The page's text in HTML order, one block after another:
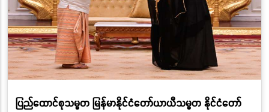
ပြည်ထောင်စုသမ္မတ မြန်မာနိုင်ငံတော်ယာယီသမ္မတ နိုင်ငံတော်